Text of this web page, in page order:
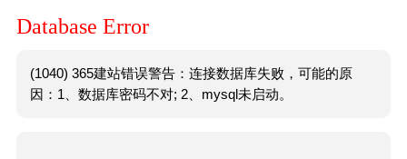
Database Error
(1040) 365建站错误警告：连接数据库失败，可能的原
因：1、数据库密码不对; 2、mysql未启动。